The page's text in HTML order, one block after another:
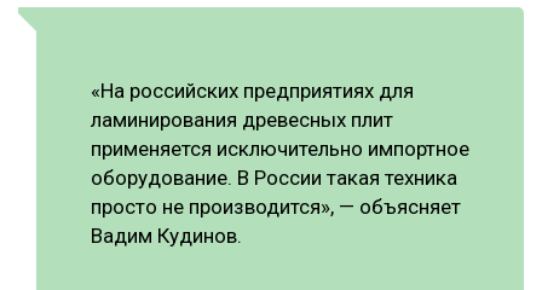
«На российских предприятиях для
ламинирования древесных плит
применяется исключительно импортное
оборудование. В России такая техника
просто не производится», — объясняет
Вадим Кудинов.